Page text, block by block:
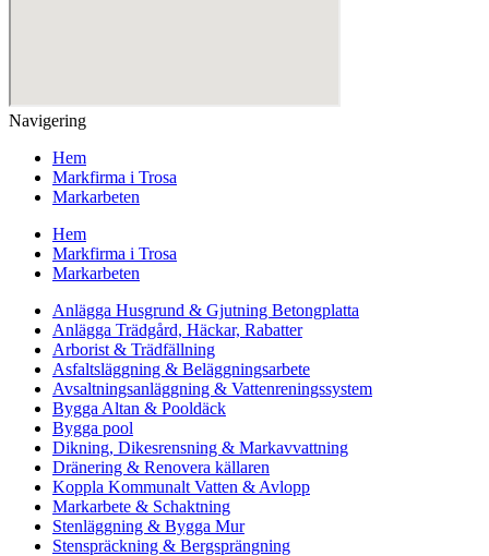
Navigering
Hem
Markfirma i Trosa
Markarbeten
Hem
Markfirma i Trosa
Markarbeten
Anlägga Husgrund & Gjutning Betongplatta
Anlägga Trädgård, Häckar, Rabatter
Arborist & Trädfällning
Asfaltsläggning & Beläggningsarbete
Avsaltningsanläggning & Vattenreningssystem
Bygga Altan & Pooldäck
Bygga pool
Dikning, Dikesrensning & Markavvattning
Dränering & Renovera källaren
Koppla Kommunalt Vatten & Avlopp
Markarbete & Schaktning
Stenläggning & Bygga Mur
Stenspräckning & Bergsprängning